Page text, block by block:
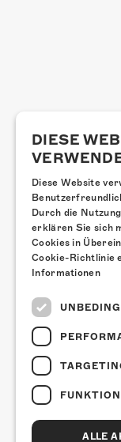
DIESE
Diese Website
Durch die
erklären Sie sich
Cookies in
Cookie-Richtlinie
Informationen
ALLE